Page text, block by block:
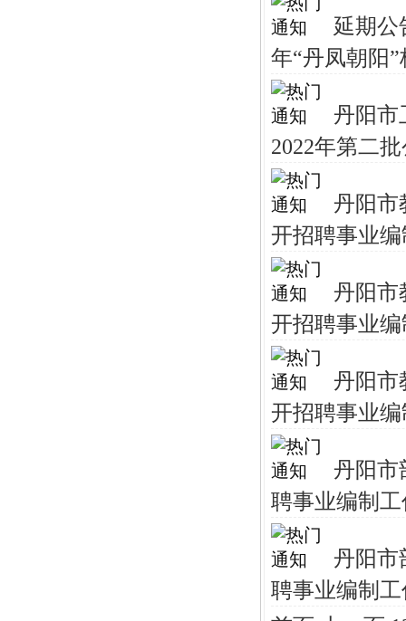
延期公
年“丹凤朝阳
丹阳市
2022年第二
丹阳市
开招聘事业
丹阳市
开招聘事业
丹阳市
开招聘事业
丹阳市
聘事业编制
丹阳市
聘事业编制